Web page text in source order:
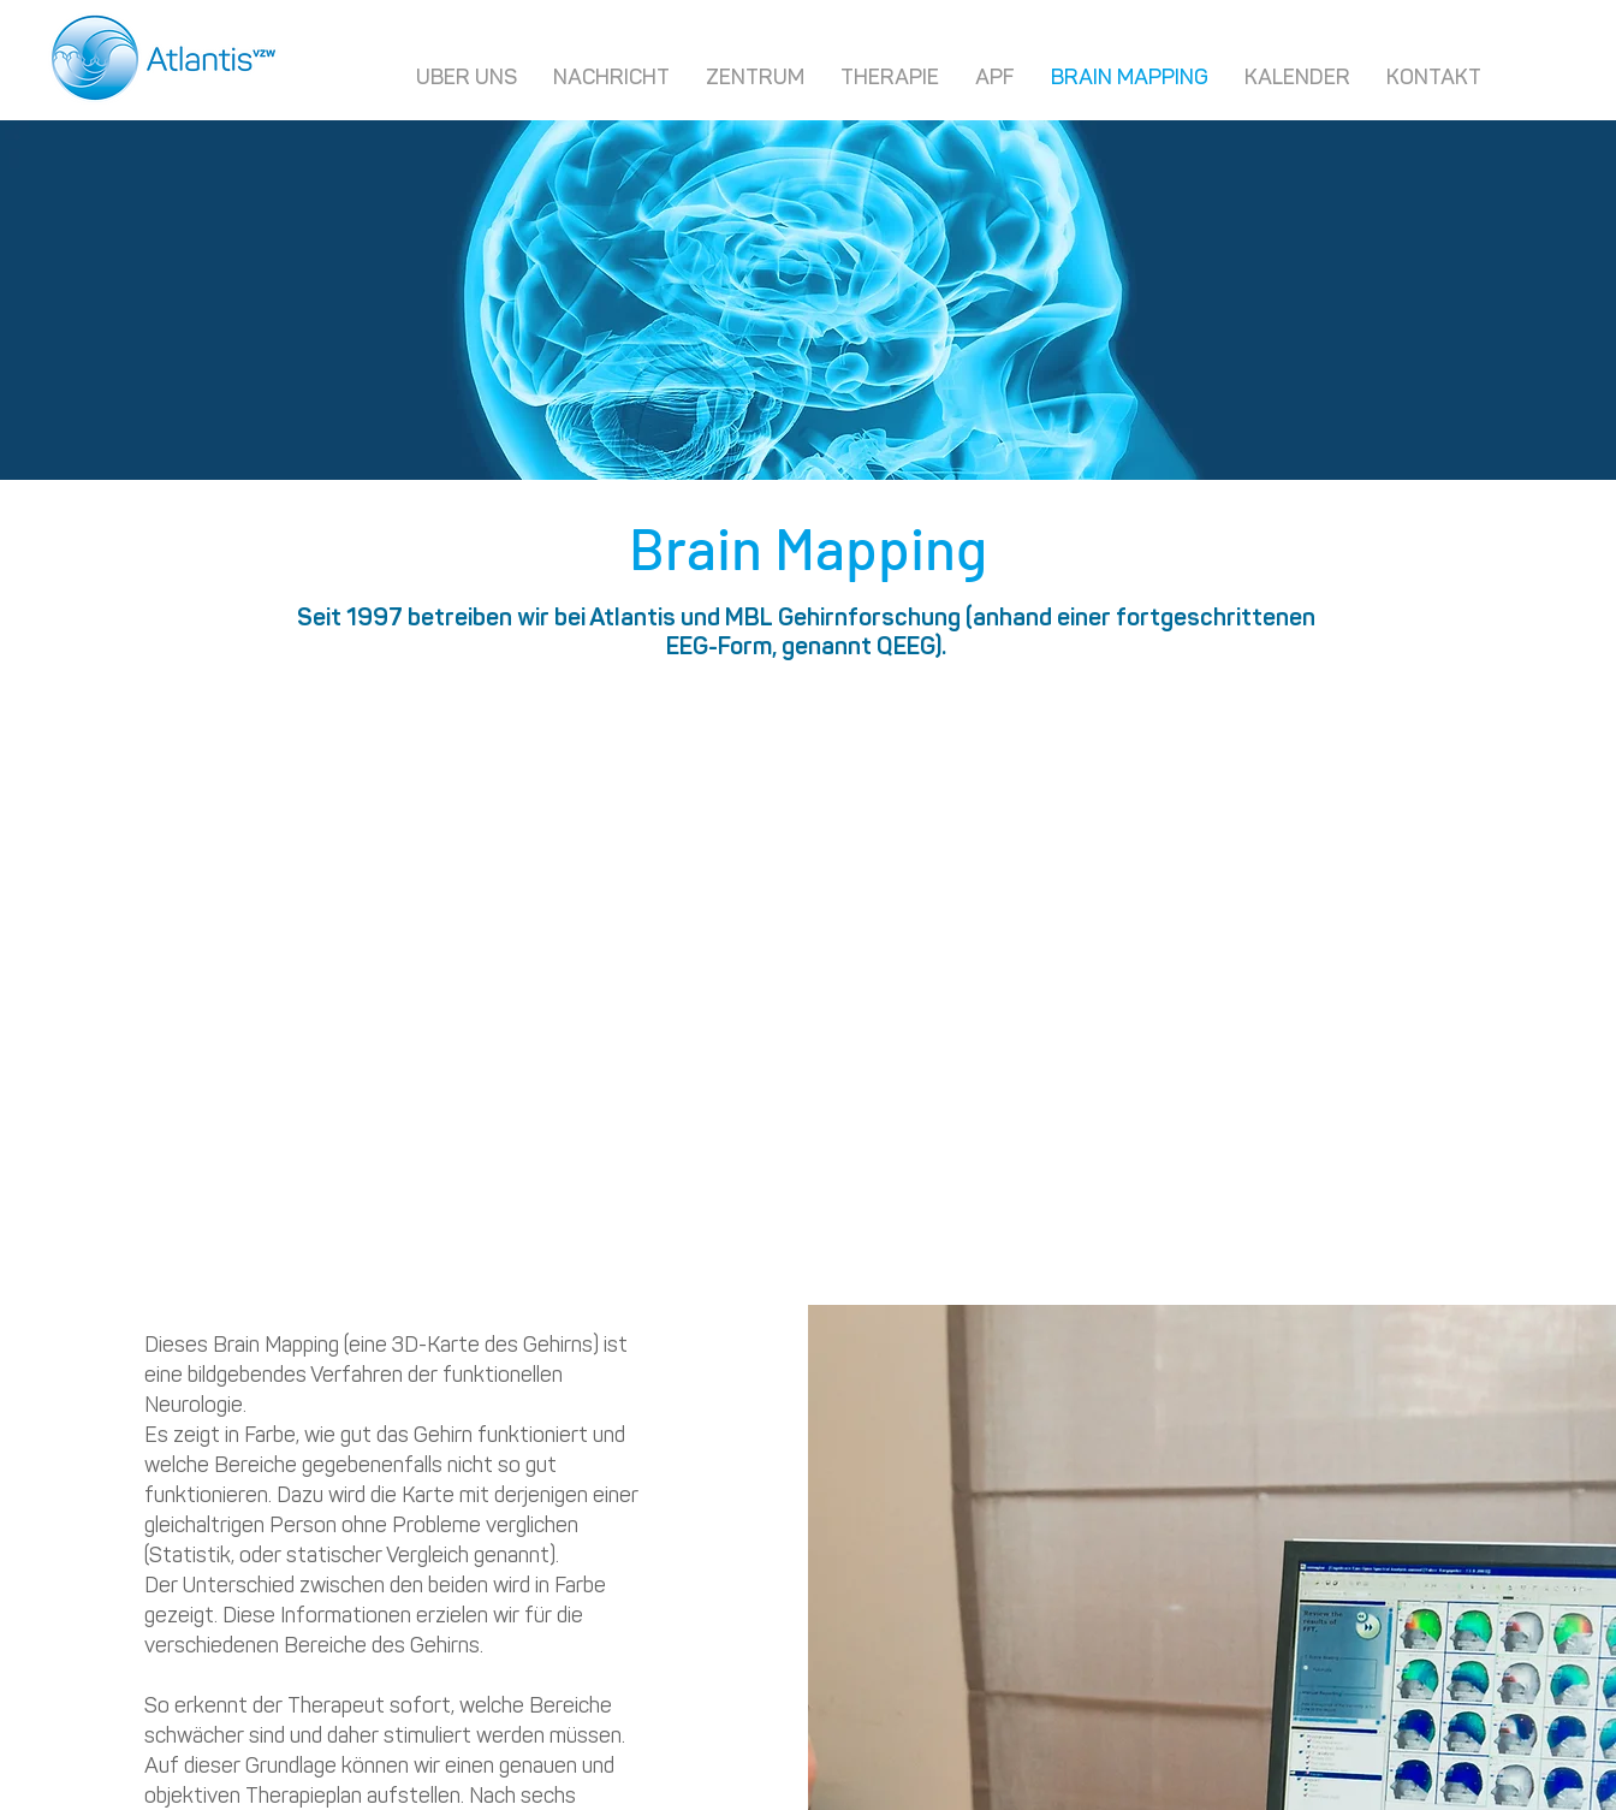
UBER UNS NACHRICHT ZENTRUM THERAPIE APF BRAIN MAPPING KALENDER KONTAKT
Brain Mapping
Seit 1997 betreiben wir bei Atlantis und MBL Gehirnforschung (anhand einer fortgeschrittenen
EEG-Form, genannt QEEG).
Dieses Brain Mapping (eine 3D-Karte des Gehirns) ist
eine bildgebendes Verfahren der funktionellen
Neurologie.
Es zeigt in Farbe, wie gut das Gehirn funktioniert und
welche Bereiche gegebenenfalls nicht so gut
funktionieren. Dazu wird die Karte mit derjenigen einer
gleichaltrigen Person ohne Probleme verglichen
(Statistik, oder statischer Vergleich genannt).
Der Unterschied zwischen den beiden wird in Farbe
gezeigt. Diese Informationen erzielen wir für die
verschiedenen Bereiche des Gehirns.
So erkennt der Therapeut sofort, welche Bereiche
schwächer sind und daher stimuliert werden müssen.
Auf dieser Grundlage können wir einen genauen und
objektiven Therapieplan aufstellen. Nach sechs